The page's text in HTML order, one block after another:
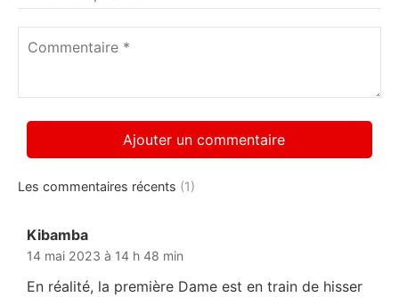
nom*
Les commentaires récents (1)
Kibamba
14 mai 2023 à 14 h 48 min
En réalité, la première Dame est en train de hisser